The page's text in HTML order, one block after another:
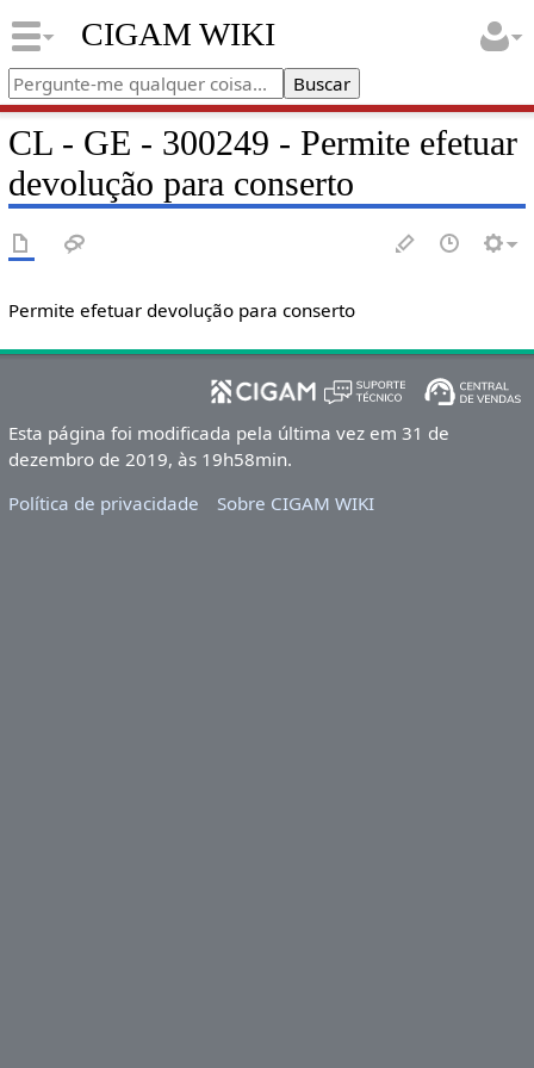
CIGAM WIKI
CL - GE - 300249 - Permite efetuar
devolução para conserto
Permite efetuar devolução para conserto
Esta página foi modificada pela última vez em 31 de
dezembro de 2019, às 19h58min.
Política de privacidade
Sobre CIGAM WIKI